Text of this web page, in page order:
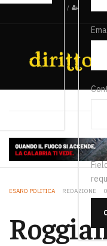
/
ESARO POLITICA REDAZIONE